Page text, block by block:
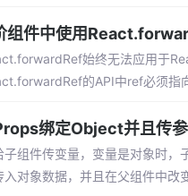
动前端开发发展到一个新的水
组件中使用
始终无法应用于
的API中ref必须指
绑定Object并且传参
组件传变量，变量是对象时，
入对象数据，并且在父组件中改